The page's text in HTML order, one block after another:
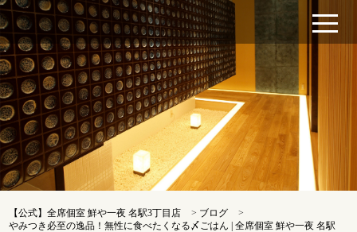
【公式】全席個室 鮮や一夜 名駅3丁目店 > ブログ
>
やみつき必至の逸品！無性に食べたくなる〆ごはん | 全席個室 鮮や一夜 名駅